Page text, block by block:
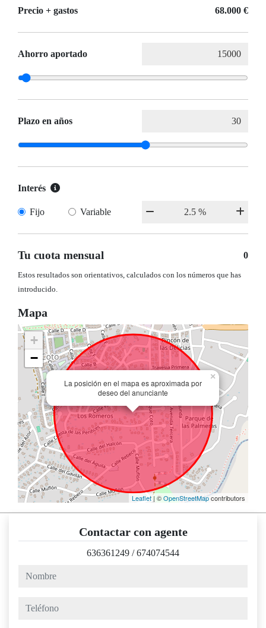
Precio + gastos 68.000 €
Ahorro aportado
Plazo en años
Interés
Fijo Variable
Tu cuota mensual 0
Estos resultados son orientativos, calculados con los números que has
introducido.
Mapa
La posición en el mapa es aproximada por
deseo del anunciante
×
+
−
Leaflet| ©OpenStreetMapcontributors
Contactar con agente
636361249 /674074544
nombre
teléfono